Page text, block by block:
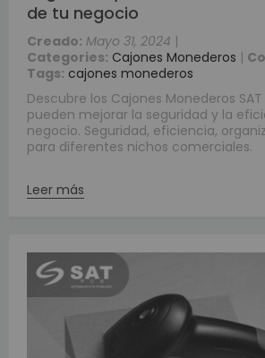
de tu negocio
Creado: Mayo 31, 2024 |
Categories: Cajones Monederos |
Tags: cajones monederos
Descubre los Cajones Monederos
pueden mejorar la seguridad y la
negocio. Seguridad, eficiencia,
para diferentes nichos comerciales.
Leer más